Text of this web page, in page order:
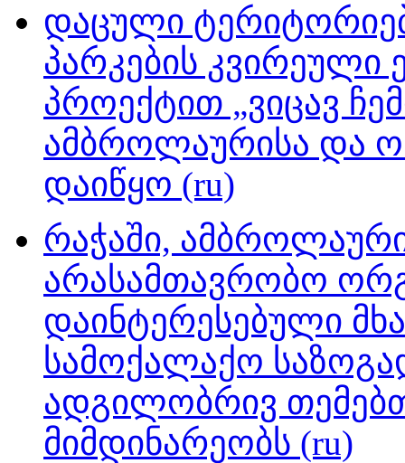
დაცული
პარკების
პროექტით „ვიცავ
ამბროლაურისა და
დაიწყო (ru)
რაჭაში,
არასამთავრობო
დაინტერესებული
სამოქალაქო
ადგილობრივ
მიმდინარეობს (ru)